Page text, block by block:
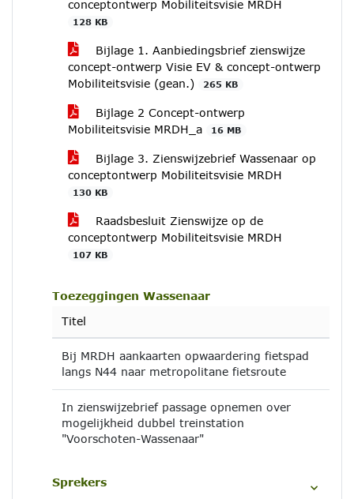
conceptontwerp Mobiliteitsvisie MRDH
128 KB
Bijlage 1. Aanbiedingsbrief zienswijze
concept-ontwerp Visie EV & concept-ontwerp
Mobiliteitsvisie (gean.)
265 KB
Bijlage 2 Concept-ontwerp
Mobiliteitsvisie MRDH_a
16 MB
Bijlage 3. Zienswijzebrief Wassenaar op
conceptontwerp Mobiliteitsvisie MRDH
130 KB
Raadsbesluit Zienswijze op de
conceptontwerp Mobiliteitsvisie MRDH
107 KB
Toezeggingen Wassenaar
Titel
Bij MRDH aankaarten opwaardering fietspad
langs N44 naar metropolitane fietsroute
In zienswijzebrief passage opnemen over
mogelijkheid dubbel treinstation
"Voorschoten-Wassenaar"
Sprekers